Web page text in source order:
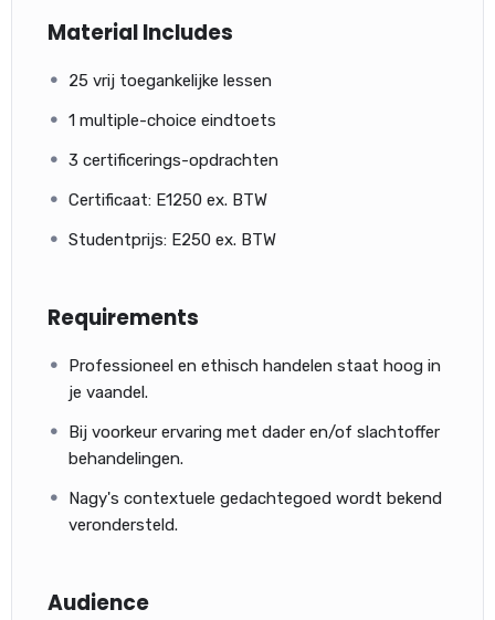
Material Includes
25 vrij toegankelijke lessen
1 multiple-choice eindtoets
3 certificerings-opdrachten
Certificaat: E1250 ex. BTW
Studentprijs: E250 ex. BTW
Requirements
Professioneel en ethisch handelen staat hoog in
je vaandel.
Bij voorkeur ervaring met dader en/of slachtoffer
behandelingen.
Nagy's contextuele gedachtegoed wordt bekend
verondersteld.
Audience